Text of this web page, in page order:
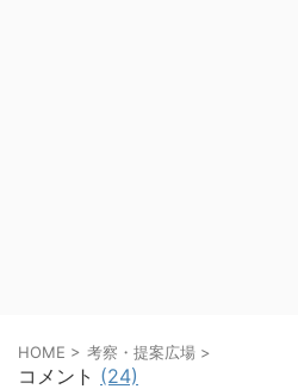
HOME > 考察・提案広場 >
コメント (24)